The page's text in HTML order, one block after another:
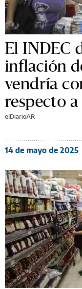
El INDEC
inflación
vendría
respecto
elDiarioAR
14 de mayo de 2025